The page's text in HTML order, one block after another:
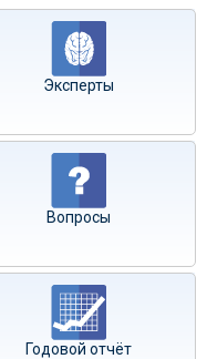
Эксперты
Вопросы
Годовой отчёт